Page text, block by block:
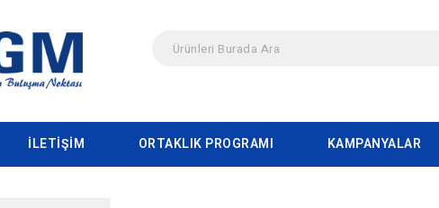
İLETIŞIM ORTAKLIK PROGRAMI KAMPANYALAR